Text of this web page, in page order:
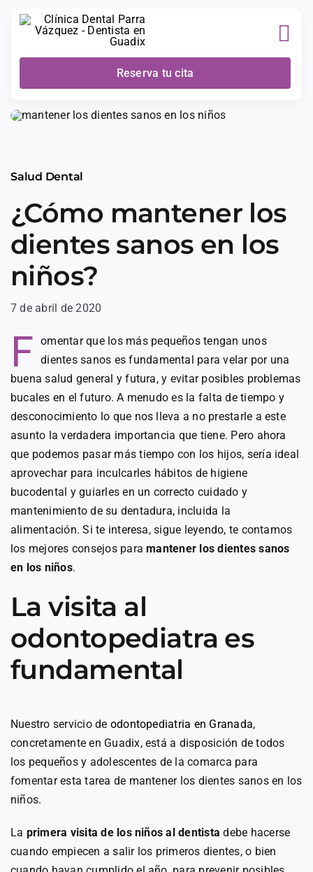
Reserva tu cita
Salud Dental
¿Cómo mantener los
dientes sanos en los
niños?
7 de abril de 2020
F omentar que los más pequeños tengan unos
dientes sanos es fundamental para velar por una
buena salud general y futura, y evitar posibles problemas
bucales en el futuro. A menudo es la falta de tiempo y
desconocimiento lo que nos lleva a no prestarle a este
asunto la verdadera importancia que tiene. Pero ahora
que podemos pasar más tiempo con los hijos, sería ideal
aprovechar para inculcarles hábitos de higiene
bucodental y guiarles en un correcto cuidado y
mantenimiento de su dentadura, incluida la
alimentación. Si te interesa, sigue leyendo, te contamos
los mejores consejos paramantener los dientes sanos
en los niños.
La visita al
odontopediatra es
fundamental
Nuestro servicio de odontopediatria en Granada,
concretamente en Guadix, está a disposición de todos
los pequeños y adolescentes de la comarca para
fomentar esta tarea de mantener los dientes sanos en los
niños.
La primera visita de los niños al dentista debe hacerse
cuando empiecen a salir los primeros dientes, o bien